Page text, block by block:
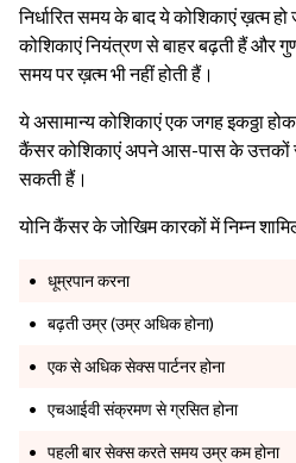
निर्धारित समय के बाद ये कोशिकाएं ख़त्म
कोशिकाएं नियंत्रण से बाहर बढ़ती हैं और
समय पर ख़त्म भी नहीं होती हैं।
ये असामान्य कोशिकाएं एक जगह इकठ्ठा
कैंसर कोशिकाएं अपने आस-पास के उत्तकों
सकती हैं।
योनि कैंसर के जोखिम कारकों में निम्न
धूम्रपान करना
बढ़ती उम्र (उम्र अधिक होना)
एक से अधिक सेक्स पार्टनर होना
एचआईवी संक्रमण से ग्रसित होना
पहली बार सेक्स करते समय उम्र कम होना